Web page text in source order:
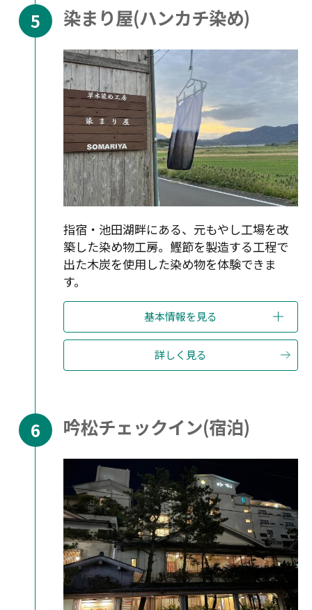
染まり屋(ハンカチ染め)
指宿・池田湖畔にある、元もやし工場を改
築した染め物工房。鰹節を製造する工程で
出た木炭を使用した染め物を体験できま
す。
基本情報を見る
詳しく見る
吟松チェックイン(宿泊)